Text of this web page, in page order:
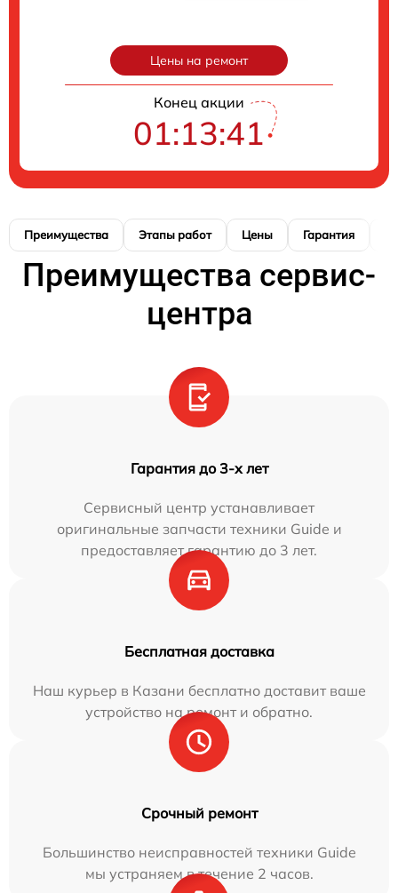
Цены на ремонт
Конец акции
01:13:40
Преимущества Этапы работ Цены Гарантия
Преимущества сервис-
центра
Гарантия до 3-х лет
Сервисный центр устанавливает
оригинальные запчасти техники Guide и
предоставляет гарантию до 3 лет.
Бесплатная доставка
Наш курьер в Казани бесплатно доставит ваше
устройство на ремонт и обратно.
Срочный ремонт
Большинство неисправностей техники Guide
мы устраняем в течение 2 часов.